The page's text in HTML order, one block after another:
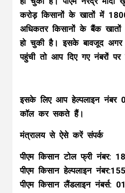
करोड़ किसानों के खातों में
अधिकतर किसानों के बैंक
हो चुकी है। इसके बावजूद
पहुंची तो आप दिए गए नंबरों
इसके लिए आप हेल्पलाइन नंबर
कॉल कर सकते हैं।
मंत्रालय से ऐसे करें संपर्क
पीएम किसान टोल फ्री नंबर:
पीएम किसान हेल्पलाइन
पीएम किसान लैंडलाइन नंबर्स: